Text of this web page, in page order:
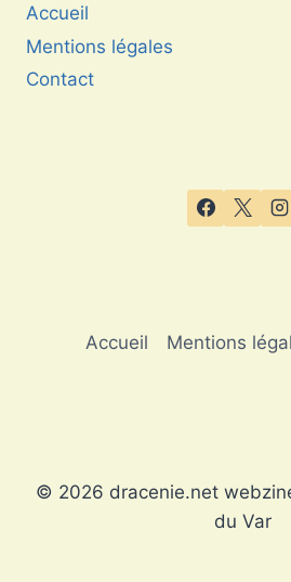
Accueil
Mentions légales
Contact
Accueil Mentions
© 2026 dracenie.net
du Var